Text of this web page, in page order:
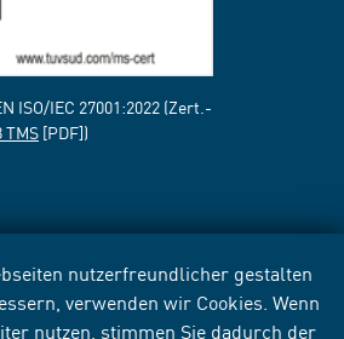
nutzerfreundlicher gestalten
verwenden wir Cookies. Wenn
nutzen, stimmen Sie dadurch der
ISO/IEC 27001:2022 (Zert.-
TMS[PDF])